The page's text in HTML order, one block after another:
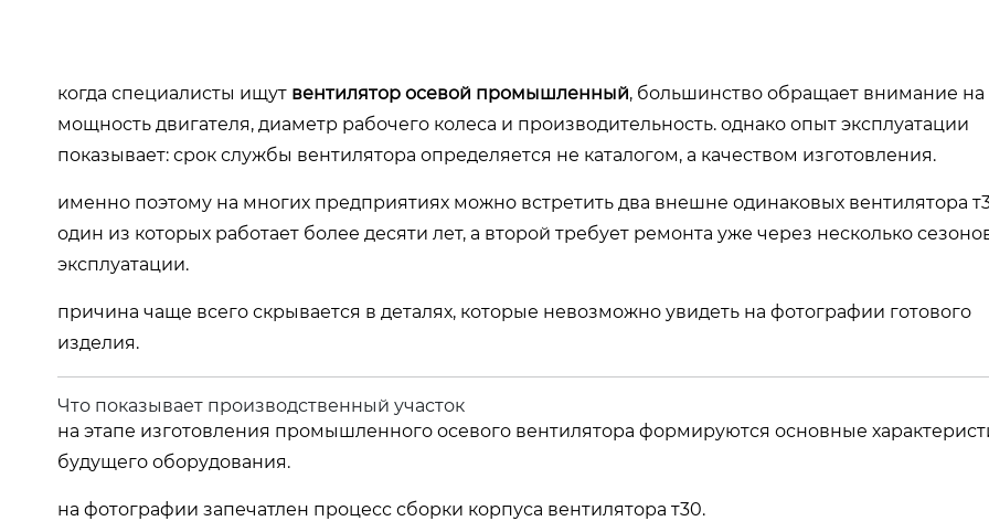
когда специалисты ищут вентилятор осевой промышленный, большинство обращает внимание на
мощность двигателя, диаметр рабочего колеса и производительность. однако опыт эксплуатации
показывает: срок службы вентилятора определяется не каталогом, а качеством изготовления.
именно поэтому на многих предприятиях можно встретить два внешне одинаковых вентилятора
один из которых работает более десяти лет, а второй требует ремонта уже через несколько
эксплуатации.
причина чаще всего скрывается в деталях, которые невозможно увидеть на фотографии готового
изделия.
Что показывает производственный участок
на этапе изготовления промышленного осевого вентилятора формируются основные
будущего оборудования.
на фотографии запечатлен процесс сборки корпуса вентилятора т30.